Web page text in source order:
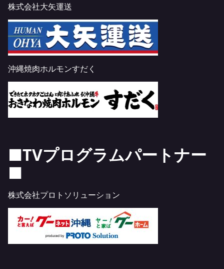
株式会社大矢運送
沖縄焼肉ホルモンすだく
■TVプログラムパートナー
■
株式会社プロトソリューション